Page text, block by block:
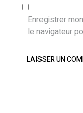
Enregistrer
le navigateur